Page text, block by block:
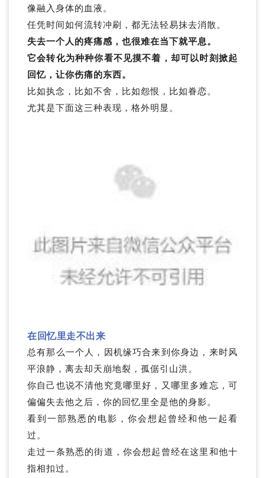
像融入身体的血液。
任凭时间如何流转冲刷，都无法轻易抹去消散。
失去一个人的疼痛感，也很难在当下就平息。
它会转化为种种你看不见摸不着，却可以时刻掀起
回忆，让你伤痛的东西。
比如执念，比如不舍，比如怨恨，比如眷恋。
尤其是下面这三种表现，格外明显。
在回忆里走不出来
总有那么一个人，因机缘巧合来到你身边，来时风
平浪静，离去却天崩地裂，孤倨引山洪。
你自己也说不清他究竟哪里好，又哪里多难忘，可
偏偏失去他之后，你的回忆里全是他的身影。
看到一部熟悉的电影，你会想起曾经和他一起看
过。
走过一条熟悉的街道，你会想起曾经在这里和他十
指相扣过。